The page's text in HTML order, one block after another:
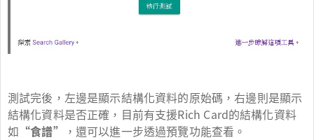
測試完後，左邊是顯示結構化資料的原始碼，右邊則是顯示
結構化資料是否正確，目前有支援Rich Card的結構化資料
如 “食譜” ，還可以進一步透過預覽功能查看。